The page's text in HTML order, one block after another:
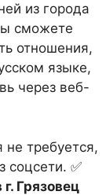
из города
сможете
отношения,
языке,
через веб-
требуется,
соцсети. ✅
Грязовец